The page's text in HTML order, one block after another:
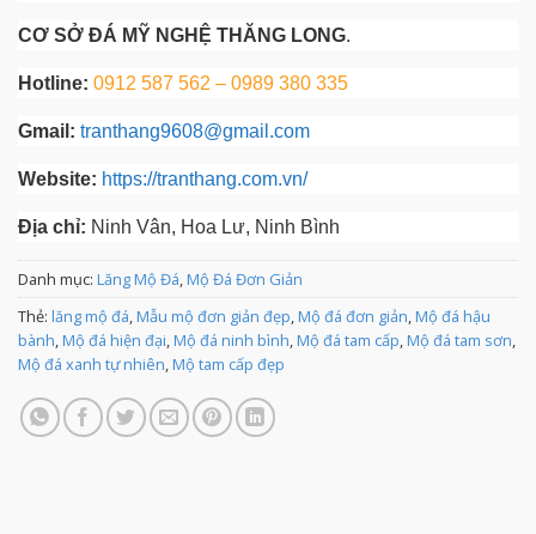
CƠ SỞ ĐÁ MỸ NGHỆ THĂNG LONG.
Hotline: 0912 587 562 – 0989 380 335
Gmail: tranthang9608@gmail.com
Website: https://tranthang.com.vn/
Địa chỉ: Ninh Vân, Hoa Lư, Ninh Bình
Danh mục: Lăng Mộ Đá,Mộ Đá Đơn Giản
Thẻ: lăng mộ đá,Mẫu mộ đơn giản đẹp,Mộ đá đơn giản,Mộ đá hậu
bành,Mộ đá hiện đại,Mộ đá ninh bình,Mộ đá tam cấp,Mộ đá tam sơn,
Mộ đá xanh tự nhiên,Mộ tam cấp đẹp